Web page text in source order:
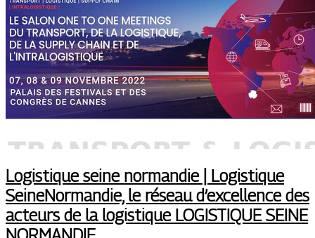
Logistique seine normandie | Logistique
SeineNormandie, le réseau d’excellence des
acteurs de la logistique LOGISTIQUE SEINE